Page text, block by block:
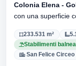
Colonia Elena -
con una superficie
presenti
233.531 m²
Stabilimenti
San Felice Circeo